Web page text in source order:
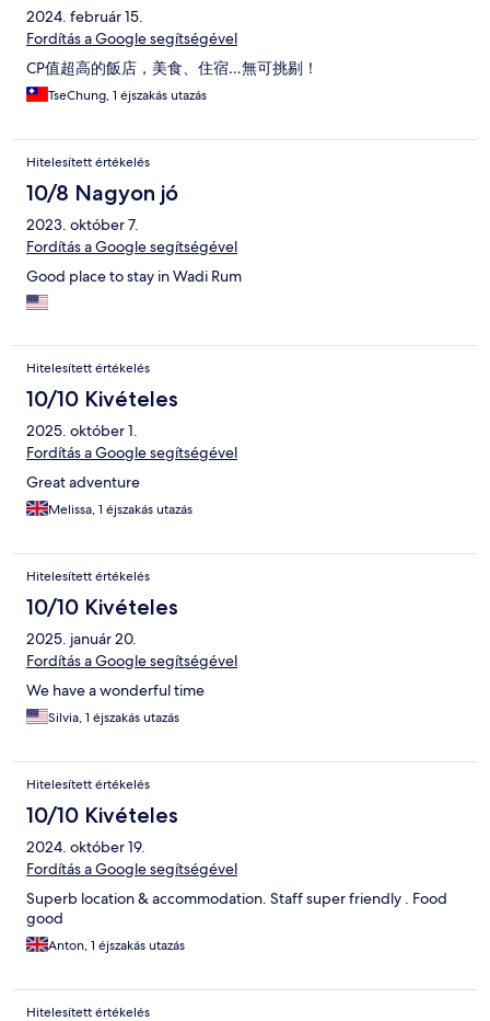
2024. február 15.
Fordítás a Google segítségével
CP值超高的飯店，美食、住宿…無可挑剔！
TseChung, 1 éjszakás utazás
Hitelesített értékelés
10/8 Nagyon jó
2023. október 7.
Fordítás a Google segítségével
Good place to stay in Wadi Rum
Hitelesített értékelés
10/10 Kivételes
2025. október 1.
Fordítás a Google segítségével
Great adventure
Melissa, 1 éjszakás utazás
Hitelesített értékelés
10/10 Kivételes
2025. január 20.
Fordítás a Google segítségével
We have a wonderful time
Silvia, 1 éjszakás utazás
Hitelesített értékelés
10/10 Kivételes
2024. október 19.
Fordítás a Google segítségével
Superb location & accommodation. Staff super friendly . Food
good
Anton, 1 éjszakás utazás
Hitelesített értékelés